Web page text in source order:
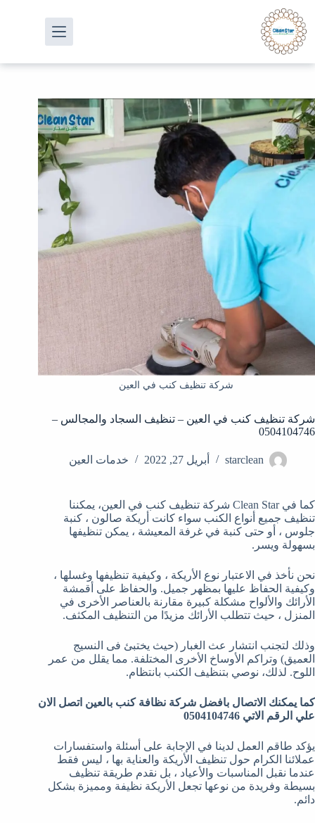
شركة تنظيف كنب في العين
شركة تنظيف كنب في العين – تنظيف السجاد والمجالس –
0504104746
starclean أبريل 27, 2022 خدمات العين
كما في Clean Star شركة تنظيف كنب في العين، يمكننا
تنظيف جميع أنواع الكنب سواء كانت أريكة صالون ، كنبة
جلوس ، أو حتى كنبة في غرفة المعيشة ، يمكن تنظيفها
بسهولة ويسر.
نحن نأخذ في الاعتبار نوع الأريكة ، وكيفية تنظيفها وغسلها ،
وكيفية الحفاظ عليها بمظهر جميل. والحفاظ على أقمشة
الأرائك والألواح مشكلة كبيرة مقارنة بالعناصر الأخرى في
المنزل ، حيث تتطلب الأرائك مزيدًا من التنظيف المكثف.
وذلك لتجنب انتشار عث الغبار (حيث يختبئ فى النسيج
العميق) وتراكم الأوساخ الأخرى المختلفة. مما يقلل من عمر
اللوح. لذلك، نوصي بتنظيف الكنب بانتظام.
كما يمكنك الاتصال بافضل شركة نظافة كنب بالعين اتصل الان
علي الرقم الاتي 0504104746
يؤكد طاقم العمل لدينا في الإجابة على أسئلة واستفسارات
عملائنا الكرام حول تنظيف الأريكة والعناية بها ، ليس فقط
عندما نقبل المناسبات والأعياد ، بل نقدم طريقة تنظيف
بسيطة وفريدة من نوعها تجعل الأريكة نظيفة ومميزة بشكل
دائم.